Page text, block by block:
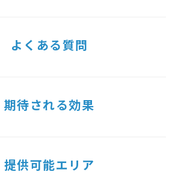
よくある質問
期待される効果
提供可能エリア